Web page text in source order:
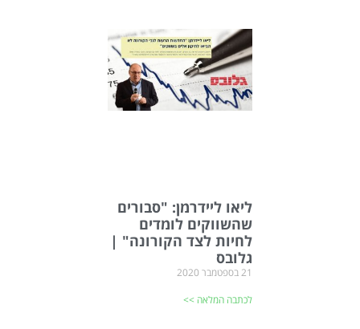
ליאו ליידרמן: "סבורים
שהשווקים לומדים
לחיות לצד הקורונה" |
גלובס
21 בספטמבר 2020
לכתבה המלאה >>